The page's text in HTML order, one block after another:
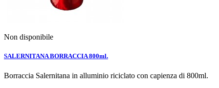
Non disponibile
SALERNITANA BORRACCIA 800ml.
Borraccia Salernitana in alluminio riciclato con capienza di 800ml.